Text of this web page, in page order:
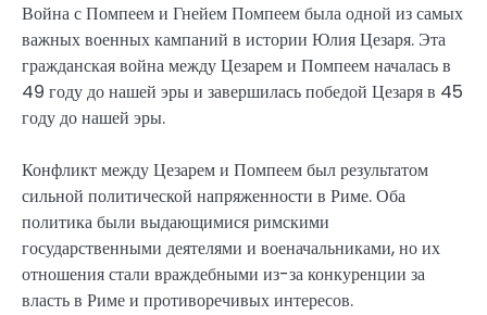
Война с Помпеем и Гнейем Помпеем была одной из самых
важных военных кампаний в истории Юлия Цезаря. Эта
гражданская война между Цезарем и Помпеем началась в
49 году до нашей эры и завершилась победой Цезаря в 45
году до нашей эры.
Конфликт между Цезарем и Помпеем был результатом
сильной политической напряженности в Риме. Оба
политика были выдающимися римскими
государственными деятелями и военачальниками, но их
отношения стали враждебными из-за конкуренции за
власть в Риме и противоречивых интересов.